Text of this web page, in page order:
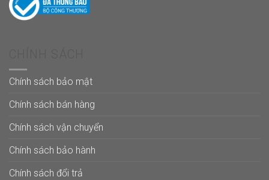
Chính sách bảo mật
Chính sách bán hàng
Chính sách vận chuyển
Chính sách bảo hành
Chính sách đổi trả